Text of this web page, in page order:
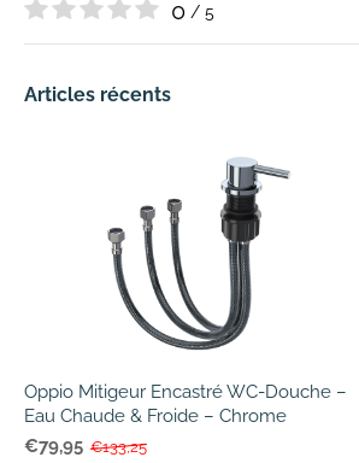
0 / 5
Articles récents
Oppio Mitigeur Encastré WC-Douche –
Eau Chaude & Froide – Chrome
€79,95 €133,25